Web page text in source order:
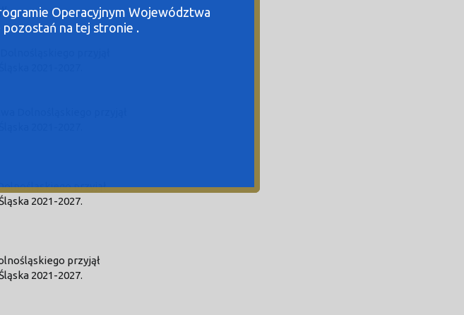
2021-2027.
2021-2027.
przyjął
2021-2027.
przyjął
2021-2027.
Operacyjnym Województwa
na tej stronie .